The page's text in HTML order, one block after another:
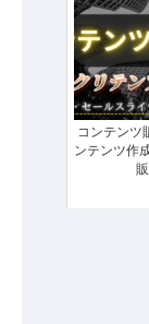
コンテンツ
ンテンツ作
販